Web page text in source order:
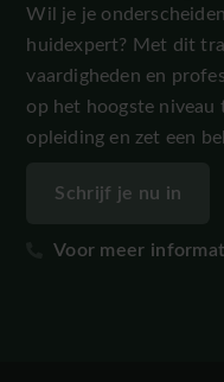
Wil je je
huidexpert? Met dit
vaardigheden en
op het hoogste niveau
opleiding en zet een
Schrijf je nu in
Voor meer